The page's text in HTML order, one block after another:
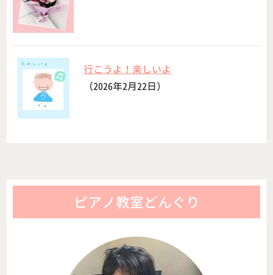
行こうよ！楽しいよ
（2026年2月22日）
ピアノ教室どんぐり